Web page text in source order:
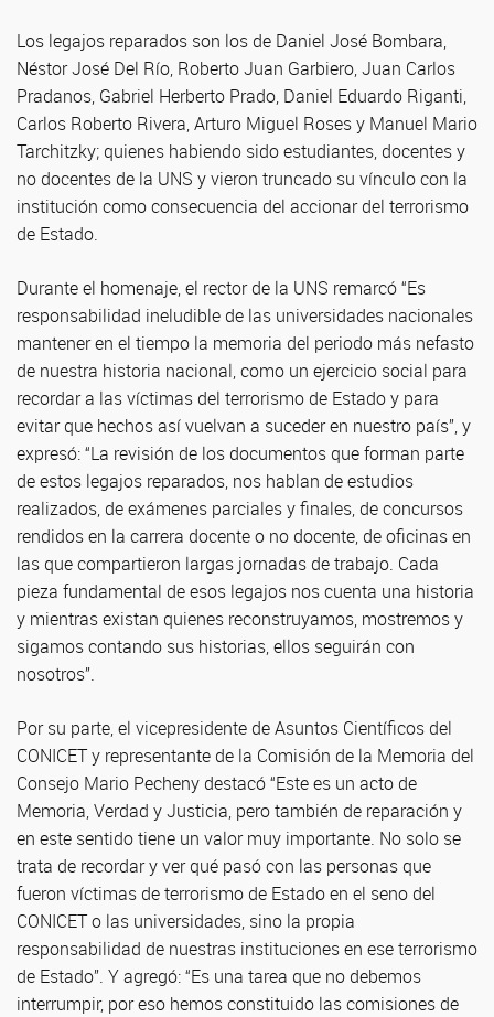
Los legajos reparados son los de Daniel José Bombara,
Néstor José Del Río, Roberto Juan Garbiero, Juan Carlos
Pradanos, Gabriel Herberto Prado, Daniel Eduardo Riganti,
Carlos Roberto Rivera, Arturo Miguel Roses y Manuel Mario
Tarchitzky; quienes habiendo sido estudiantes, docentes y
no docentes de la UNS y vieron truncado su vínculo con la
institución como consecuencia del accionar del terrorismo
de Estado.
Durante el homenaje, el rector de la UNS remarcó “Es
responsabilidad ineludible de las universidades nacionales
mantener en el tiempo la memoria del periodo más nefasto
de nuestra historia nacional, como un ejercicio social para
recordar a las víctimas del terrorismo de Estado y para
evitar que hechos así vuelvan a suceder en nuestro país”, y
expresó: “La revisión de los documentos que forman parte
de estos legajos reparados, nos hablan de estudios
realizados, de exámenes parciales y finales, de concursos
rendidos en la carrera docente o no docente, de oficinas en
las que compartieron largas jornadas de trabajo. Cada
pieza fundamental de esos legajos nos cuenta una historia
y mientras existan quienes reconstruyamos, mostremos y
sigamos contando sus historias, ellos seguirán con
nosotros”.
Por su parte, el vicepresidente de Asuntos Científicos del
CONICET y representante de la Comisión de la Memoria del
Consejo Mario Pecheny destacó “Este es un acto de
Memoria, Verdad y Justicia, pero también de reparación y
en este sentido tiene un valor muy importante. No solo se
trata de recordar y ver qué pasó con las personas que
fueron víctimas de terrorismo de Estado en el seno del
CONICET o las universidades, sino la propia
responsabilidad de nuestras instituciones en ese terrorismo
de Estado”. Y agregó: “Es una tarea que no debemos
interrumpir, por eso hemos constituido las comisiones de